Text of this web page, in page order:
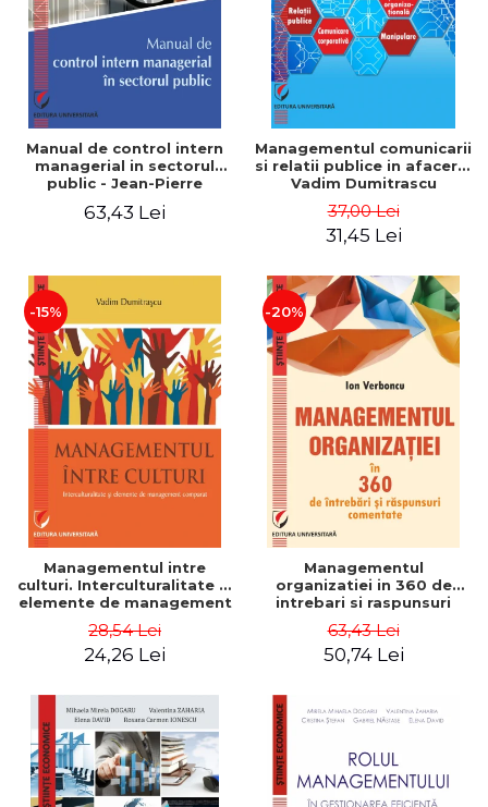
Manual de control intern
managerial in sectorul
public - Jean-Pierre
63,43 Lei
Managementul comunicarii
si relatii publice in afaceri -
Vadim Dumitrascu
37,00 Lei
31,45 Lei
-15%
Managementul intre
culturi. Interculturalitate si
elemente de management
Dumitrascu
28,54 Lei
24,26 Lei
-20%
Managementul
organizatiei in 360 de
intrebari si raspunsuri
63,43 Lei
50,74 Lei